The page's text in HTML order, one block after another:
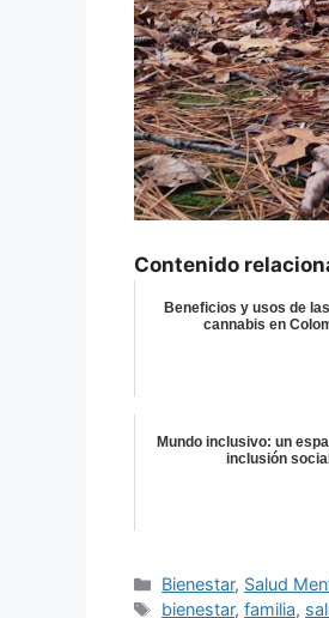
Contenido
Beneficios y usos de
cannabis en
Mundo inclusivo: un
inclusión social
Categorías
Bienestar, Salud
Etiquetas
bienestar,familia,